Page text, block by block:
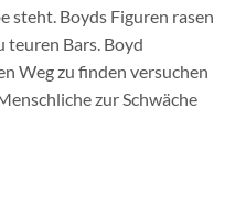
steht. Boyds Figuren rasen
teuren Bars. Boyd
Weg zu finden versuchen
zur Schwäche